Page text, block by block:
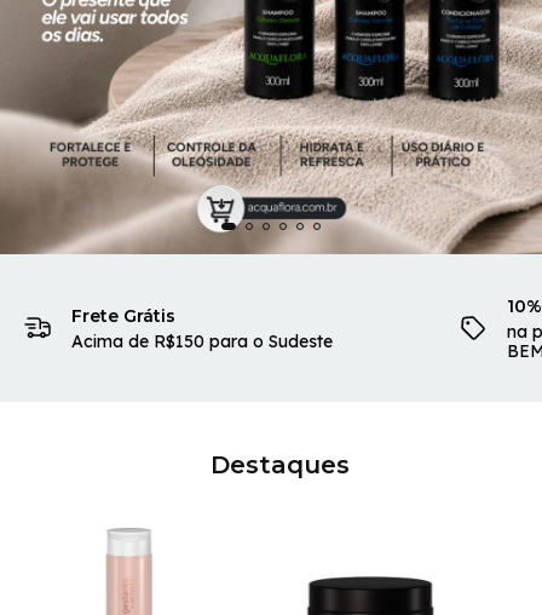
Frete Grátis
Acima de R$150 para o Sudeste
na
Destaques